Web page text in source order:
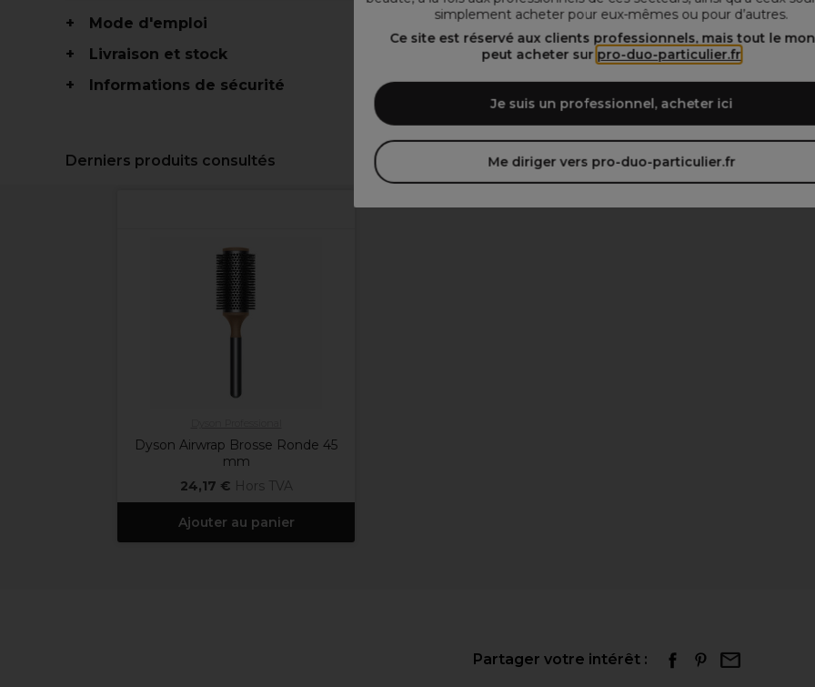
simplement acheter pour eux-mêmes ou pour d’autres.
Ce site est réservé aux clients professionnels, mais tout le
peut acheter sur pro-duo-particulier.fr
Je suis un professionnel, acheter ici
Me diriger vers pro-duo-particulier.fr
Mode d'emploi
Livraison et stock
Informations de sécurité
Derniers produits consultés
Dyson Airwrap Brosse Ronde 45
mm
24,17 € Hors TVA
Ajouter au panier
Partager votre intérêt :